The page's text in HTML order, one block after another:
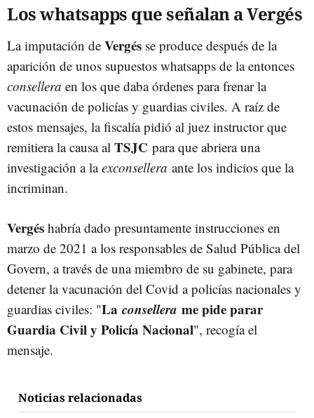
Los whatsapps que señalan a Vergés
La imputación de Vergés se produce después de la
aparición de unos supuestos whatsapps de la entonces
consellera en los que daba órdenes para frenar la
vacunación de policías y guardias civiles. A raíz de
estos mensajes, la fiscalía pidió al juez instructor que
remitiera la causa al TSJC para que abriera una
investigación a laexconsellera ante los indicios que la
incriminan.
Vergés habría dado presuntamente instrucciones en
marzo de 2021 a los responsables de Salud Pública del
Govern, a través de una miembro de su gabinete, para
detener la vacunación del Covid a policías nacionales y
guardias civiles: "La consellera me pide parar
Guardia Civil y Policía Nacional", recogía el
mensaje.
Noticias relacionadas